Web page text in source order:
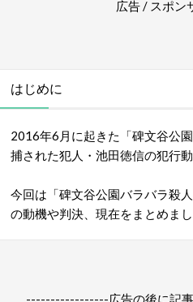
広告 / スポン
はじめに
2016年6月に起きた
「碑文谷公
捕された犯人・池田徳信の犯行
今回は「碑文谷公園バラバラ殺
の動機や判決、現在をまとめまし
-----------------広告の後に記